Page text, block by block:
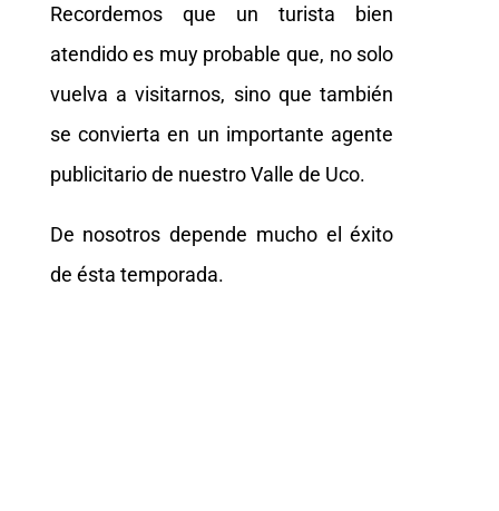
Recordemos que un turista bien
atendido es muy probable que, no solo
vuelva a visitarnos, sino que también
se convierta en un importante agente
publicitario de nuestro Valle de Uco.
De nosotros depende mucho el éxito
de ésta temporada.